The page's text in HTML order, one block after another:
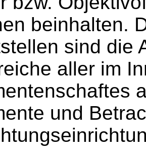
beinhalten.
sind die
aller im
und